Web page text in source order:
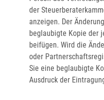
der
anzeigen. Der
beglaubigte Kopie der
beifügen. Wird die
oder
Sie eine beglaubigte
Ausdruck der